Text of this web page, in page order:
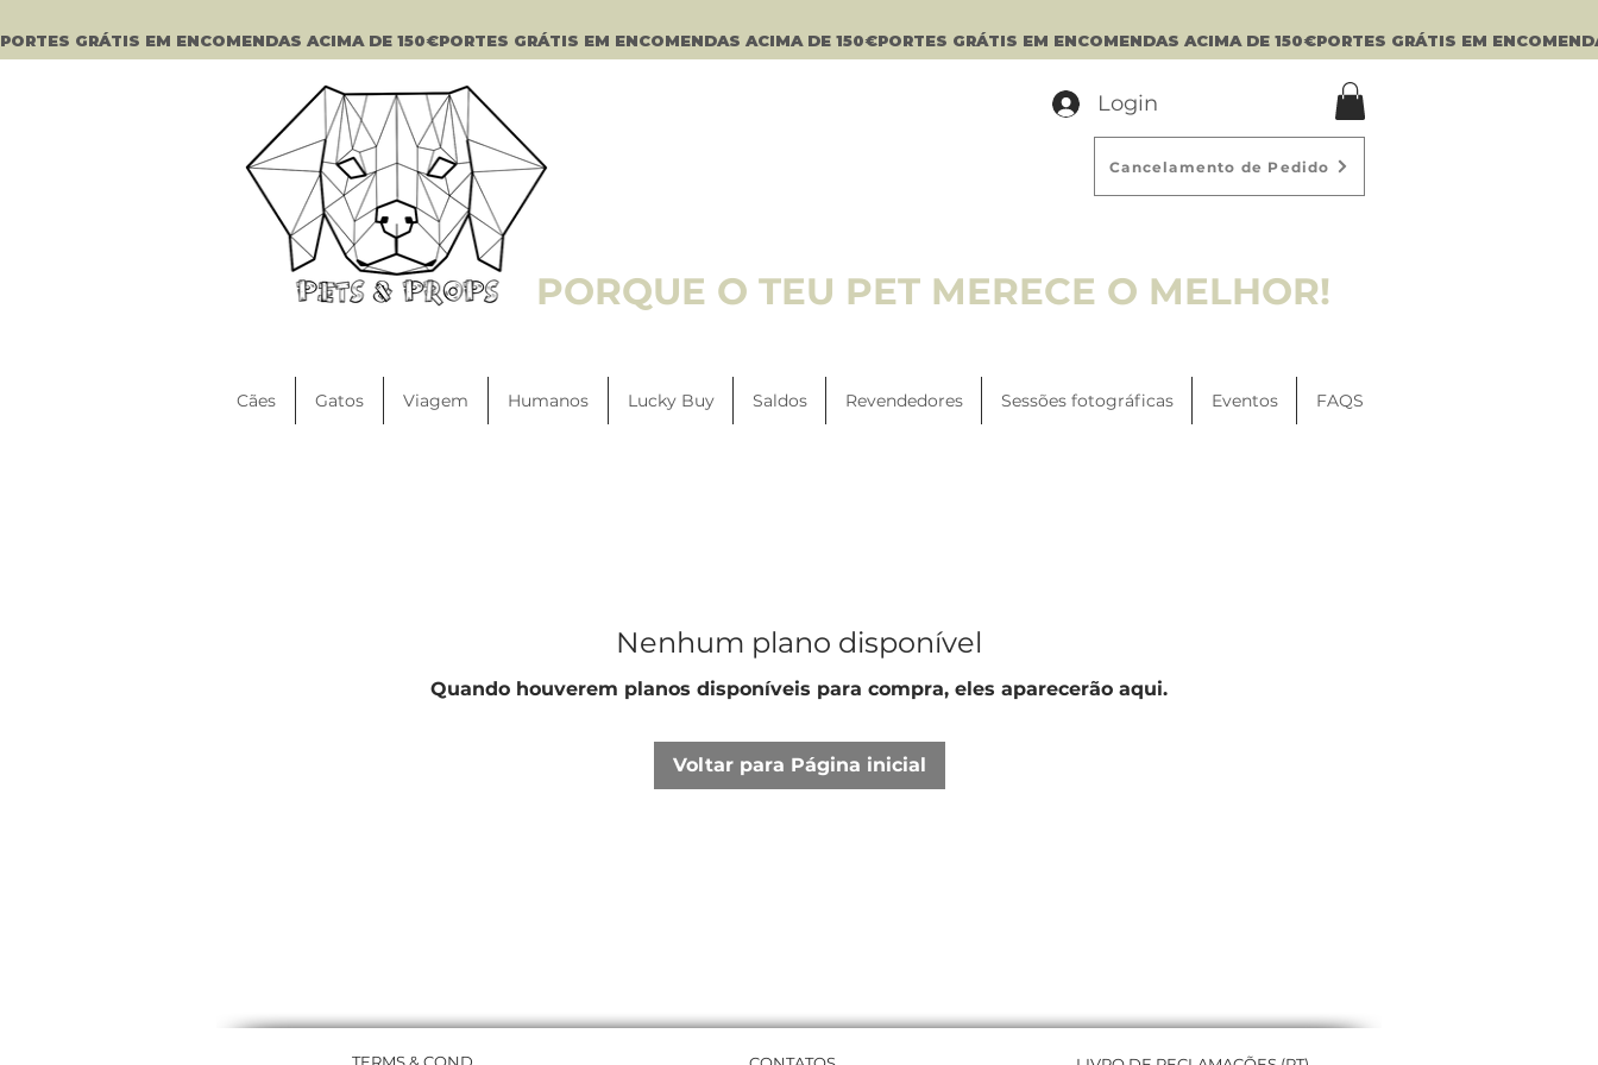
PORTES GRÁTIS EM ENCOMENDAS ACIMA DE 150€
Login
PORQUE O TEU PET MERECE O MELHOR!
Cancelamento de Pedido
Cães Gatos Viagem Humanos Lucky Buy Saldos Revendedores Sessões fotográficas Eventos FAQS
Nenhum plano disponível
Quando houverem planos disponíveis para compra, eles aparecerão aqui.
Voltar para Página inicial